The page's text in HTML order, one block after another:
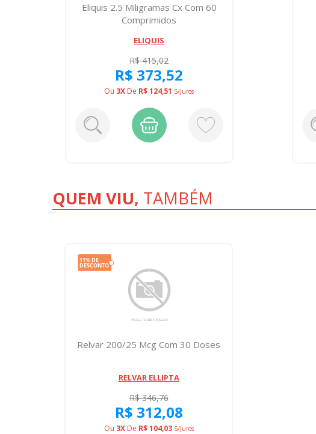
Eliquis 2.5 Miligramas Cx Com 60
Comprimidos
ELIQUIS
R$ 415,02
R$ 373,52
Ou 3X De R$ 124,51 S/juros
QUEM VIU, TAMBÉM
Relvar 200/25 Mcg Com 30 Doses
RELVAR ELLIPTA
R$ 346,76
R$ 312,08
Ou 3XDe R$ 104,03 S/juros